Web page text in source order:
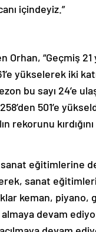
içindeyiz.”
“Geçmiş 21
yükselerek iki
bu sayı 24’e
501’e
rekorunu kırdığını
sanat eğitimlerine
sanat
keman, piyano,
devam